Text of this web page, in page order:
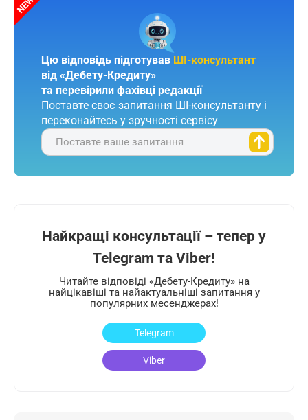
Цю відповідь підготував ШІ-консультант
від «Дебету-Кредиту»
та перевірили фахівці редакції
Поставте своє запитання ШІ-консультанту і
переконайтесь у зручності сервісу
Поставте ваше запитання
Найкращі консультації – тепер у
Telegram та Viber!
Читайте відповіді «Дебету-Кредиту» на
найцікавіші та найактуальніші запитання у
популярних месенджерах!
Telegram
Viber